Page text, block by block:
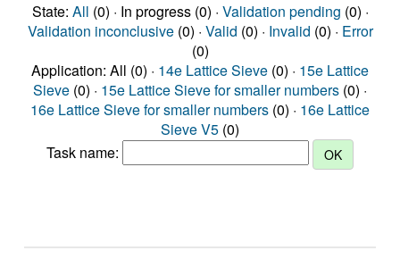
State: All (0) · In progress (0) · Validation pending (0) ·
Validation inconclusive(0) · Valid (0) · Invalid (0) · Error
(0)
Application: All (0) · 14e Lattice Sieve (0) · 15e Lattice
Sieve (0) · 15e Lattice Sieve for smaller numbers (0) ·
16e Lattice Sieve for smaller numbers (0) · 16e Lattice
Sieve V5 (0)
Task name: